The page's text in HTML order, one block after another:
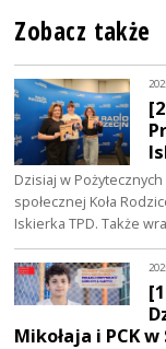
Zobacz także
Dzisiaj w
społecznej Koła
Iskierka TPD. Także
Mikołaja i PCK